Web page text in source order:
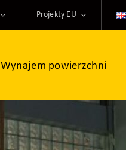
Projekty EU
Wynajem powierzchni